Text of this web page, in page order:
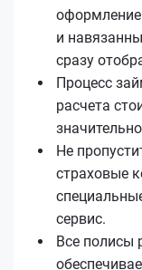
оформление
и
сразу
Процесс
расчета
Не
страховые
сервис.
Все полисы